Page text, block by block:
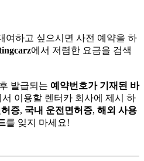
여하고 싶으시면 사전 예약을 하
에서 저렴한 요금을 검색
발급되는 예약번호가 기재된 바
서 이용할 렌터카 회사에 제시 하
증, 국내 운전면허증, 해외 사용
를 잊지 마세요!